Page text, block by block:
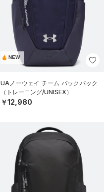
NEW
UAノーウェイ チーム バックパック
（トレーニング/UNISEX）
￥12,980